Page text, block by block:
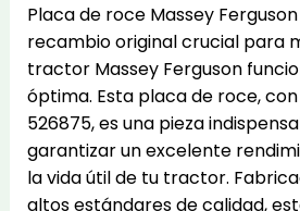
Placa de roce Massey
recambio original crucial para
tractor Massey Ferguson
óptima. Esta placa de roce,
526875, es una pieza
garantizar un excelente
la vida útil de tu tractor.
altos estándares de calidad,